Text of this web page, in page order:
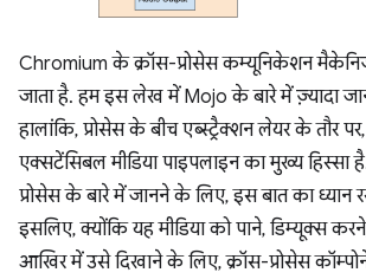
Chromium के क्रॉस-प्रोसेस कम्यूनिकेशन
जाता है. हम इस लेख में Mojo के बारे में ज़्यादा
हालांकि, प्रोसेस के बीच एब्स्ट्रैक्शन लेयर के तौर
एक्सटेंसिबल मीडिया पाइपलाइन का मुख्य हिस्सा
प्रोसेस के बारे में जानने के लिए, इस बात का ध्यान
इसलिए, क्योंकि यह मीडिया को पाने, डिम्यूक्स
आखिर में उसे दिखाने के लिए, क्रॉस-प्रोसेस